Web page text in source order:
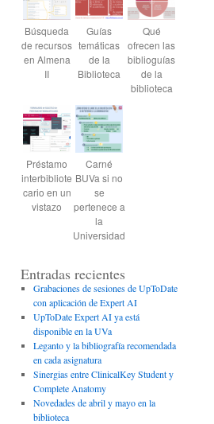
Búsqueda
de recursos
en Almena
II
Guías
temáticas
de la
Biblioteca
Qué
ofrecen las
biblioguías
de la
biblioteca
Préstamo
interbibliote
cario en un
vistazo
Carné
BUVa si no
se
pertenece a
la
Universidad
Entradas recientes
Grabaciones de sesiones de UpToDate
con aplicación de Expert AI
UpToDate Expert AI ya está
disponible en la UVa
Leganto y la bibliografía recomendada
en cada asignatura
Sinergias entre ClinicalKey Student y
Complete Anatomy
Novedades de abril y mayo en la
biblioteca